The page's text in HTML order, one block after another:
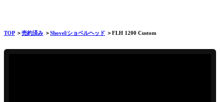
TOP＞売約済み ＞Shovel/ショベルヘッド ＞FLH 1200 Custom